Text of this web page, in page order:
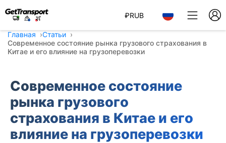
₽RUB
Главная
Статьи
Современное состояние рынка грузового страхования в
Китае и его влияние на грузоперевозки
Современное состояние
рынка грузового
страхования в Китае и его
влияние на грузоперевозки